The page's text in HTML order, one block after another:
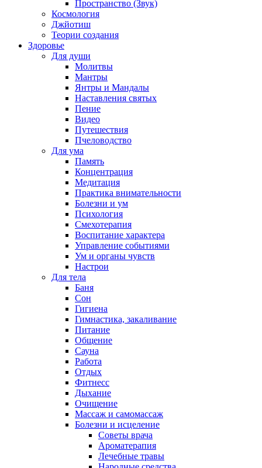
Пространство (Звук)
Космология
Джйотиш
Теории создания
Здоровье
Для души
Молитвы
Мантры
Янтры и Мандалы
Наставления святых
Пение
Видео
Путешествия
Пчеловодство
Для ума
Память
Концентрация
Медитация
Практика внимательности
Болезни и ум
Психология
Смехотерапия
Воспитание характера
Управление событиями
Ум и органы чувств
Настрои
Для тела
Баня
Сон
Гигиена
Гимнастика, закаливание
Питание
Общение
Сауна
Работа
Отдых
Фитнесс
Дыхание
Очищение
Массаж и самомассаж
Болезни и исцеление
Советы врача
Ароматерапия
Лечебные травы